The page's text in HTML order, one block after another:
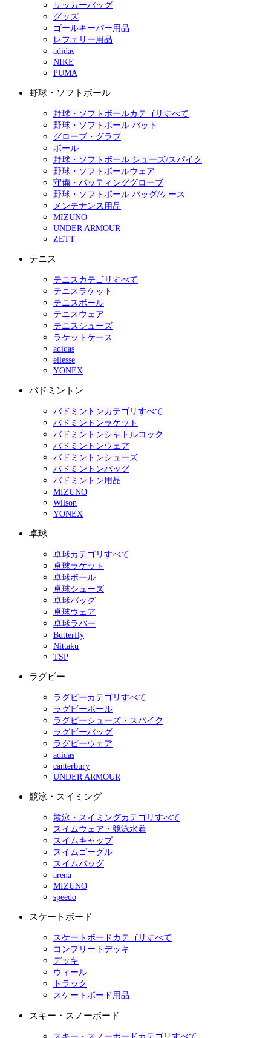
サッカーバッグ
グッズ
ゴールキーパー用品
レフェリー用品
adidas
NIKE
PUMA
野球・ソフトボール
野球・ソフトボールカテゴリすべて
野球・ソフトボール バット
グローブ・グラブ
ボール
野球・ソフトボール シューズ/スパイク
野球・ソフトボールウェア
守備・バッティンググローブ
野球・ソフトボール バッグ/ケース
メンテナンス用品
MIZUNO
UNDER ARMOUR
ZETT
テニス
テニスカテゴリすべて
テニスラケット
テニスボール
テニスウェア
テニスシューズ
ラケットケース
adidas
ellesse
YONEX
バドミントン
バドミントンカテゴリすべて
バドミントンラケット
バドミントンシャトルコック
バドミントンウェア
バドミントンシューズ
バドミントンバッグ
バドミントン用品
MIZUNO
Wilson
YONEX
卓球
卓球カテゴリすべて
卓球ラケット
卓球ボール
卓球シューズ
卓球バッグ
卓球ウェア
卓球ラバー
Butterfly
Nittaku
TSP
ラグビー
ラグビーカテゴリすべて
ラグビーボール
ラグビーシューズ・スパイク
ラグビーバッグ
ラグビーウェア
adidas
canterbury
UNDER ARMOUR
競泳・スイミング
競泳・スイミングカテゴリすべて
スイムウェア・競泳水着
スイムキャップ
スイムゴーグル
スイムバッグ
arena
MIZUNO
speedo
スケートボード
スケートボードカテゴリすべて
コンプリートデッキ
デッキ
ウィール
トラック
スケートボード用品
スキー・スノーボード